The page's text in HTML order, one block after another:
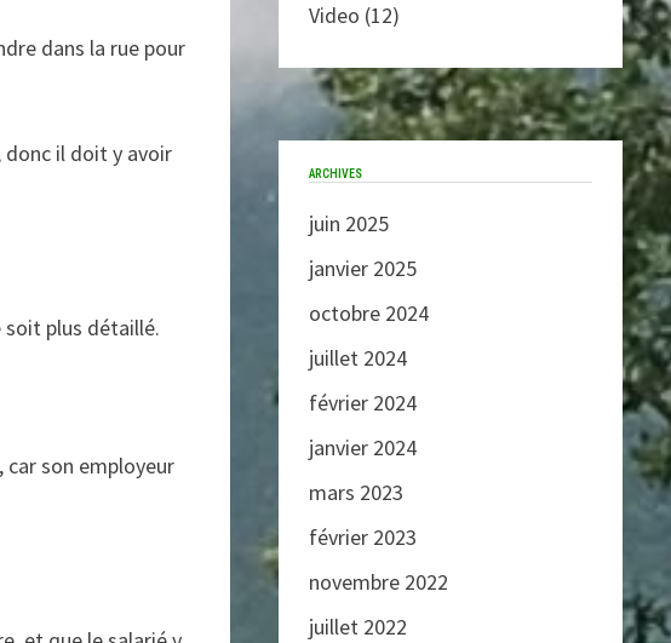
dans la rue pour
donc il doit y avoir
soit plus détaillé.
car son employeur
Video (12)
ARCHIVES
juin 2025
janvier 2025
octobre 2024
juillet 2024
février 2024
janvier 2024
mars 2023
février 2023
novembre 2022
juillet 2022